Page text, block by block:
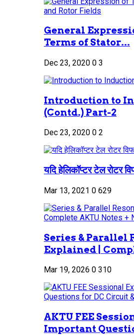
General
Terms of Stator...
Dec 23, 2020 0 3
Introduction to
(Contd.) Part-2
Dec 23, 2020 0 2
यदि हेलिकॉप्टर टेल रोटर
Mar 13, 2021 0 629
Series & Parallel
Explained |
Mar 19, 2026 0 310
AKTU FEE
Important